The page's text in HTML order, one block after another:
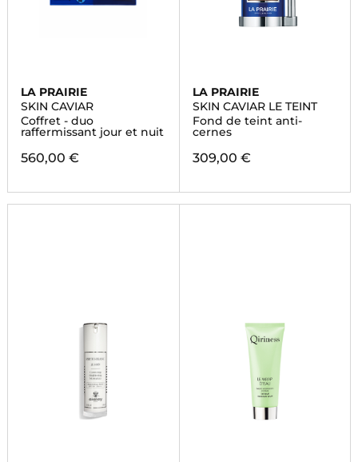
LA PRAIRIE
SKIN CAVIAR
Coffret - duo
raffermissant jour et nuit
560,00 €
LA PRAIRIE
SKIN CAVIAR LE TEINT
Fond de teint anti-
cernes
309,00 €